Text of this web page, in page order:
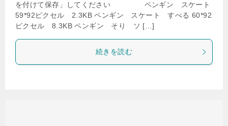
を付けて保存」してください ペンギン スケート
59*92ピクセル 2.3KB ペンギン スケート すべる 60*92
ピクセル 8.3KB ペンギン そり ソ […]
続きを読む